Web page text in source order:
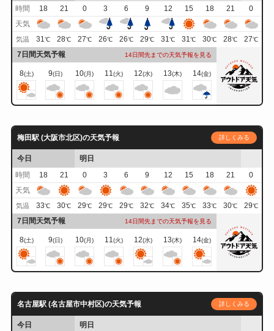
時間
18 21 0 3 6 9 12 15 18 21
0
天気
気温 31℃ 28℃ 27℃ 26℃ 26℃ 29℃ 31℃ 31℃ 30℃ 28℃ 27℃
7日間天気予報 14日間先までの天気予報を見る
8(土) 9(日) 10(月) 11(火) 12(水) 13(木) 14(金)
梅田駅 (大阪市北区)の天気予報 詳しくみる
今日
明日
時間
18 21 0 3 6 9 12 15 18 21
0
天気
気温 33℃ 30℃ 29℃ 29℃ 29℃ 32℃ 34℃ 35℃ 33℃ 30℃ 29℃
7日間天気予報 14日間先までの天気予報を見る
8(土) 9(日) 10(月) 11(火) 12(水) 13(木) 14(金)
名古屋駅 (名古屋市中村区)の天気予報 詳しくみる
今日
明日